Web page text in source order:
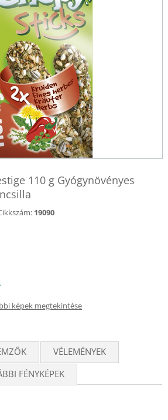
110 g Gyógynövényes
19090
képek megtekintése
VÉLEMÉNYEK
FÉNYKÉPEK